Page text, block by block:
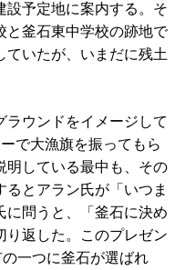
設予定地に案内する。そ
と釜石東中学校の跡地で
ていたが、いまだに残土
ウンドをイメージして
で大漁旗を振ってもら
明している最中も、その
とアラン氏が「いつま
に問うと、「釜石に決め
り返した。このプレゼン
一つに釜石が選ばれ